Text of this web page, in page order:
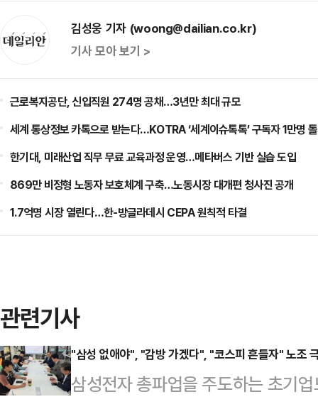
김성웅 기자 (woong@dailian.co.kr)
기사 모아 보기 >
근로복지공단, 신입직원 274명 공채…3년만 최대 규모
세계 통상정보 카톡으로 받는다…KOTRA ‘세계이슈톡톡’ 구독자 1만명
한기대, 미래산업 직무 무료 교육과정 운영…메타버스 기반 실습 도입
869만 비정형 노동자 보호체계 구축…노동시장 대개편 청사진 공개
1.7억명 시장 열린다…한-방글라데시 CEPA 원칙적 타결
관련기사
"삼성 없애야", "감방 가겠다", "코스피 흔들자" 노조
삼성전자 총파업을 주도하는 초기